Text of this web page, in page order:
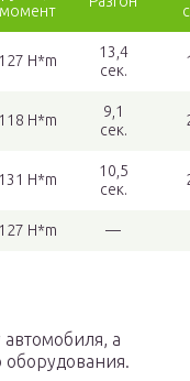
момент
127 H*m
13,4
сек.
118 H*m
9,1
сек.
131 H*m
10,5
сек.
127 H*m —
а
оборудования.